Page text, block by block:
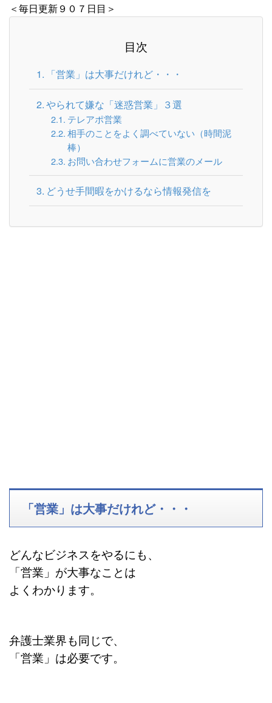
＜毎日更新９０７日目＞
目次
「営業」は大事だけれど・・・
やられて嫌な「迷惑営業」３選
テレアポ営業
相手のことをよく調べていない（時間泥
棒）
お問い合わせフォームに営業のメール
どうせ手間暇をかけるなら情報発信を
「営業」は大事だけれど・・・
どんなビジネスをやるにも、
「営業」が大事なことは
よくわかります。
弁護士業界も同じで、
「営業」は必要です。